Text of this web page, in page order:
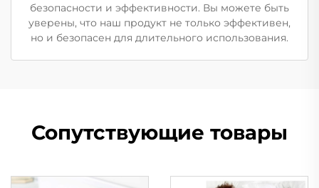
безопасности и эффективности. Вы можете быть
уверены, что наш продукт не только эффективен,
но и безопасен для длительного использования.
Сопутствующие товары